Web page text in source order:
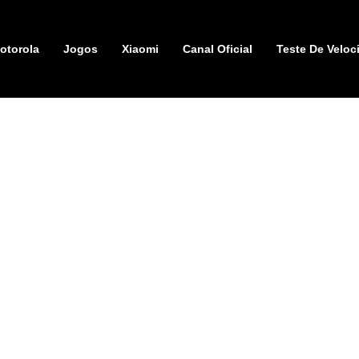
Jogos Xiaomi Canal Oficial Teste De